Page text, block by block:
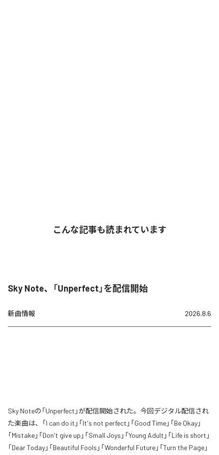
こんな記事も読まれています
Sky Note、「Unperfect」を配信開始
新曲情報 2026.8.6
Sky Noteの「Unperfect」が配信開始された。今回デジタル配信され
た楽曲は、「I can do it」「It's not perfect」「Good Time」「Be Okay」
「Mistake」「Don't give up」「Small Joys」「Young Adult」「Life is short」
「Dear Today」「Beautiful Fools」「Wonderful Future」「Turn the Page」